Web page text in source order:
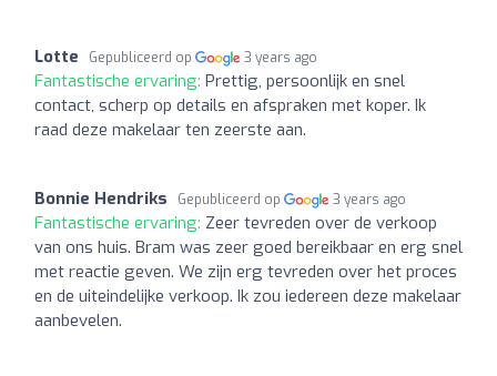
Lotte Gepubliceerd op 3 years ago
Fantastische ervaring: Prettig, persoonlijk en snel
contact, scherp op details en afspraken met koper. Ik
raad deze makelaar ten zeerste aan.
Bonnie Hendriks Gepubliceerd op 3 years ago
Fantastische ervaring: Zeer tevreden over de verkoop
van ons huis. Bram was zeer goed bereikbaar en erg snel
met reactie geven. We zijn erg tevreden over het proces
en de uiteindelijke verkoop. Ik zou iedereen deze makelaar
aanbevelen.